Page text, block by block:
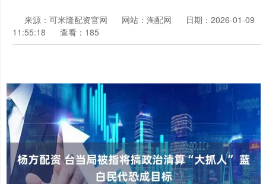
来源：可米隆配资官网 网站：淘配网
日期：2026-01-09
11:55:18
查看：185